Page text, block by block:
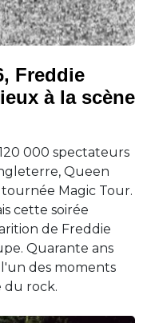
Freddie
à la scène
000 spectateurs
Queen
Magic Tour.
cette soirée
de Freddie
Quarante ans
des moments
du rock.